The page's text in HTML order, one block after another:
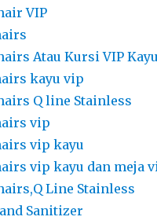
VIP
Atau Kursi VIP Kayu
kayu vip
Q line Stainless
vip
vip kayu
vip kayu dan meja
Line Stainless
Sanitizer